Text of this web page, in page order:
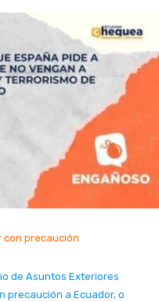
con precaución
de Asuntos Exteriores
precaución a Ecuador, o